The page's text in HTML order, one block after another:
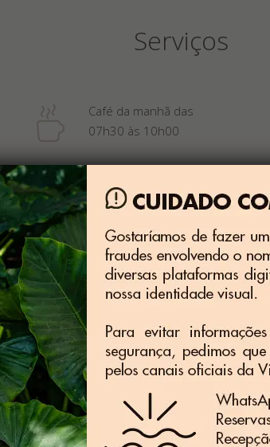
Serviços
Café da manhã das
07h30 às 10h00
Serviço de quarto diário: basta